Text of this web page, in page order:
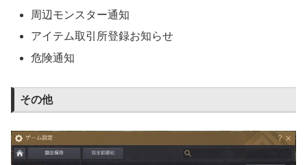
周辺モンスター通知
アイテム取引所登録お知らせ
危険通知
その他